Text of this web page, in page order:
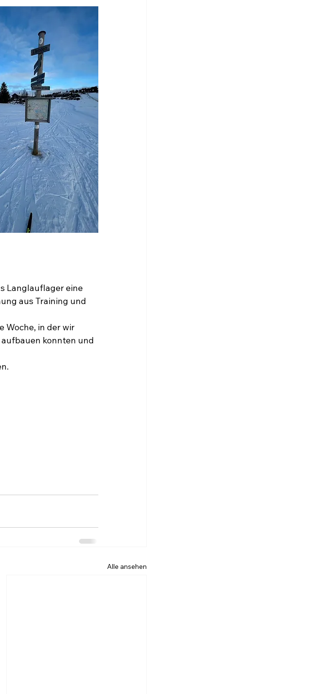
Langlauflager eine
aus Training und
Woche, in der wir
konnten und
Alle ansehen